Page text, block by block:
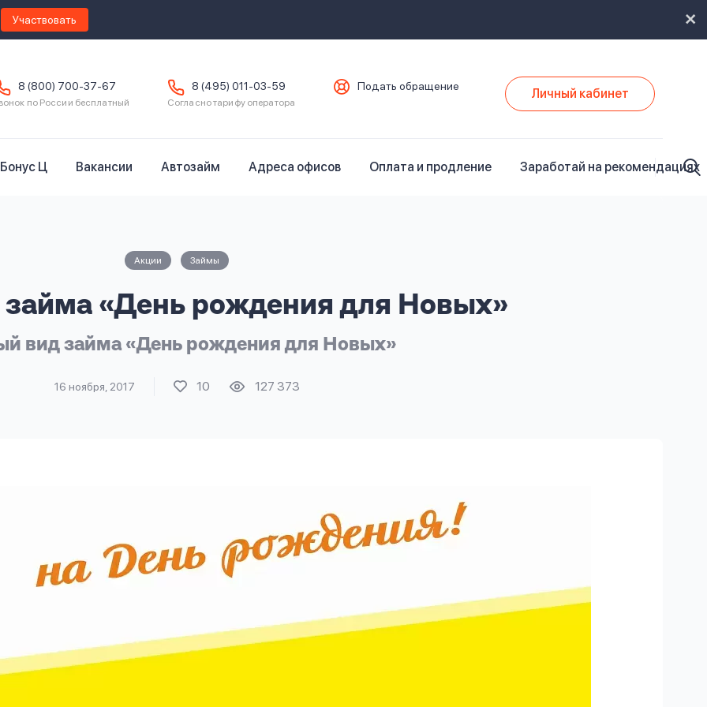
Участвовать
8 (800) 700-37-67
по России бесплатный
8 (495) 011-03-59
Согласно тарифу оператора
Подать обращение Личный кабинет
Бонус Ц Вакансии Автозайм Адреса офисов Оплата и продление Заработай на рекомендациях
Акции Займы
«День рождения для Новых»
вид займа «День рождения для Новых»
16 ноября, 2017 10 127 373